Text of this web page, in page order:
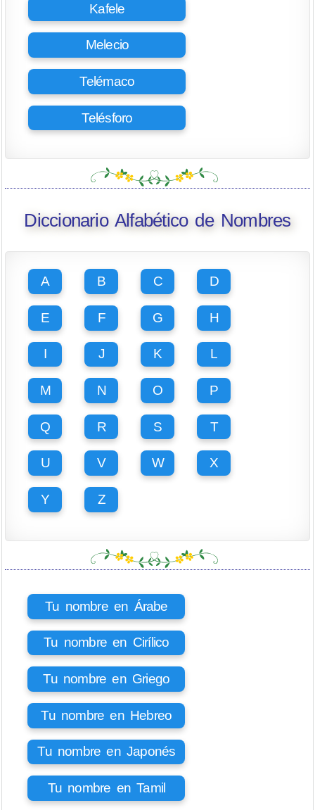
Kafele
Melecio
Telémaco
Telésforo
Diccionario Alfabético de Nombres
A B C D
E F G H
I J K L
M N O P
Q R S T
U V W X
Y Z
Tu nombre en Árabe
Tu nombre en Cirílico
Tu nombre en Griego
Tu nombre en Hebreo
Tu nombre en Japonés
Tu nombre en Tamil